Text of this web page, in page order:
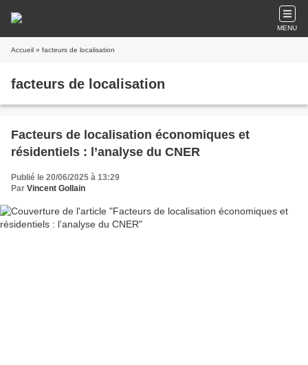
MENU
Accueil » facteurs de localisation
facteurs de localisation
Facteurs de localisation économiques et
résidentiels : l’analyse du CNER
Publié le 20/06/2025 à 13:29
Par Vincent Gollain